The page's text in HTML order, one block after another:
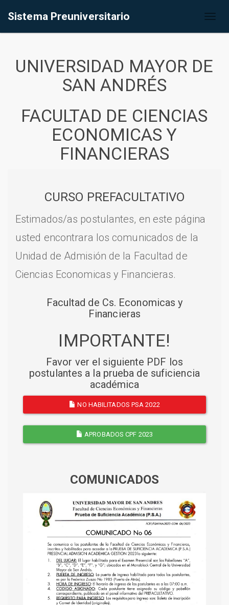
Sistema Preuniversitario
UNIVERSIDAD MAYOR DE
SAN ANDRÉS
FACULTAD DE CIENCIAS
ECONOMICAS Y
FINANCIERAS
CURSO PREFACULTATIVO
Estimados/as postulantes, en este página
usted encontrara los comunicados de la
Unidad de Admisión de la Facultad de
Ciencias Economicas y Financieras.
Facultad de Cs. Economicas y
Financieras
IMPORTANTE!
Favor ver el siguiente PDF los
postulantes a la prueba de suficiencia
académica
NO HABILITADOS PSA 2022
APROBADOS CPF 2023
COMUNICADOS